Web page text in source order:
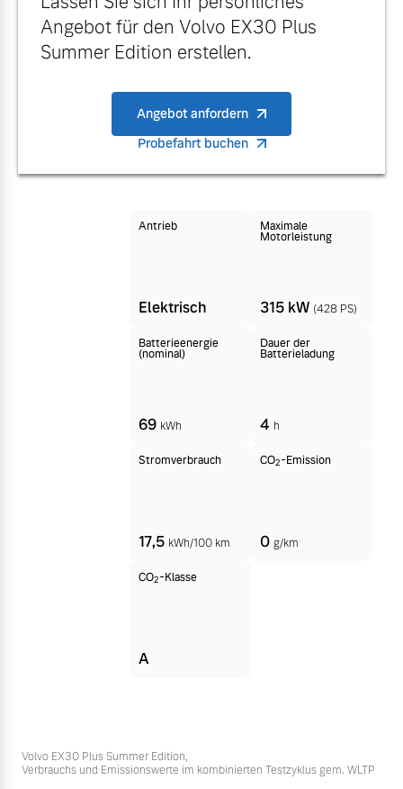
Mehr erfahren
Versicherung
Angebot für den Volvo EX30 Plus
Summer Edition erstellen.
Angebot anfordern
Probefahrt buchen
Antrieb
Elektrisch
Maximale
Motorleistung
315 kW (428 PS)
Batterieenergie
(nominal)
69 kWh
Dauer der
Batterieladung
4 h
Stromverbrauch
17,5 kWh/100 km
CO2-Emission
0 g/km
CO2-Klasse
A
Volvo EX30 Plus Summer Edition,
Verbrauchs und Emissionswerte im kombinierten Testzyklus gem. WLTP